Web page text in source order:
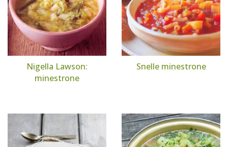
Nigella Lawson:
minestrone
Snelle minestrone